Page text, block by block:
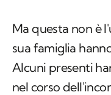
Ma questa non è
sua famiglia
Alcuni presenti
nel corso